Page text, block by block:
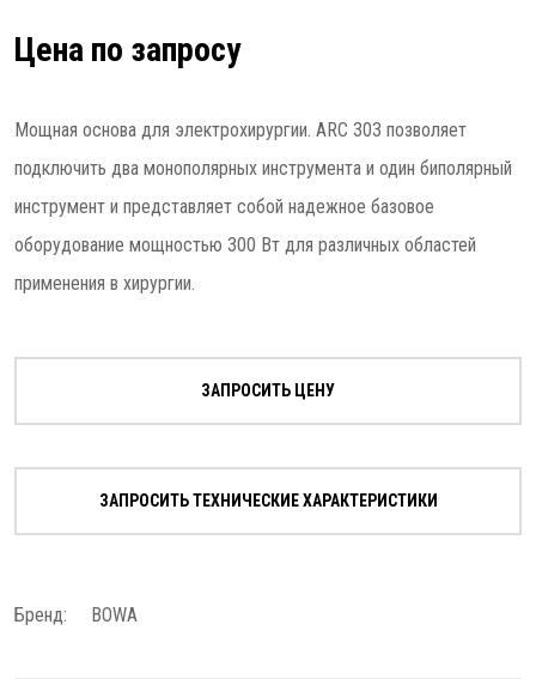
Цена по запросу
Мощная основа для электрохирургии. ARC 303 позволяет
подключить два монополярных инструмента и один биполярный
инструмент и представляет собой надежное базовое
оборудование мощностью 300 Вт для различных областей
применения в хирургии.
ЗАПРОСИТЬ ЦЕНУ
ЗАПРОСИТЬ ТЕХНИЧЕСКИЕ ХАРАКТЕРИСТИКИ
Бренд: BOWA